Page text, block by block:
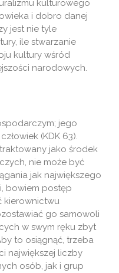
kulturowego
i dobro danej
jest nie tyle
ile stwarzanie
kultury wśród
narodowych.
jego
(KDK 63).
jako środek
nie może być
jak największego
bowiem postęp
kierownictwu
go samowoli
w swym ręku zbyt
to osiągnąć, trzeba
największej liczby
osób, jak i grup